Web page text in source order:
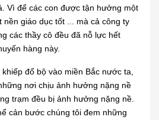
Vì để các con được tận hưởng một
nền giáo dục tốt ... mà cả công ty
các thầy cô đều đã nỗ lực hết
hàng này.
đổ bộ vào miền Bắc nước ta,
nơi chịu ảnh hưởng nặng nề
trạm đều bị ảnh hưởng nặng nề.
cản bước chúng tôi đem những